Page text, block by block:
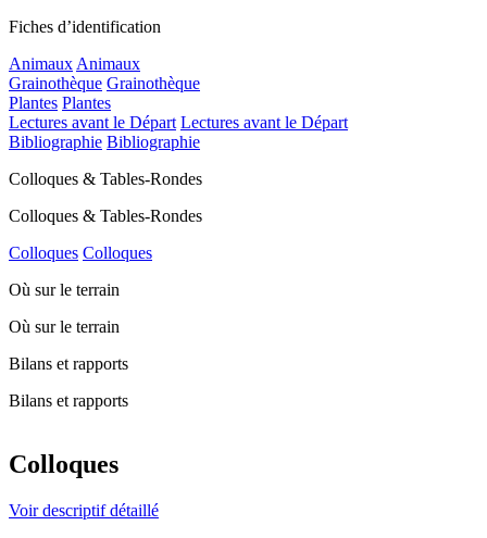
Fiches d’identification
Animaux Animaux
Grainothèque Grainothèque
Plantes Plantes
Lectures avant le Départ Lectures avant le Départ
Bibliographie Bibliographie
Colloques & Tables-Rondes
Colloques & Tables-Rondes
Colloques Colloques
Où sur le terrain
Où sur le terrain
Bilans et rapports
Bilans et rapports
Colloques
Voir descriptif détaillé